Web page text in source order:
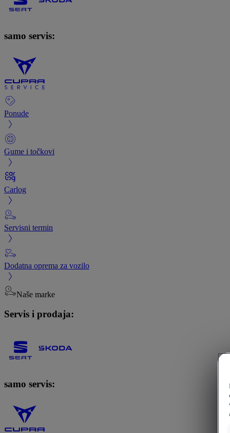
samo servis:
Ponude
Gume i točkovi
Carlog
Servisni termin
Dodatna oprema za vozilo
Naše marke
Servis i prodaja:
samo servis: